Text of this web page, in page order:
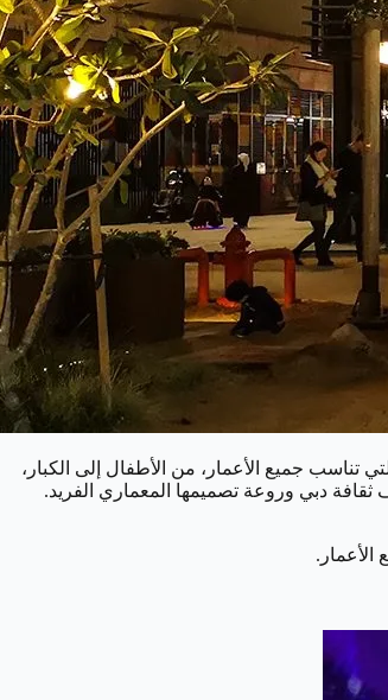
تناسب جميع الأعمار، من الأطفال إلى الكبار،
ثقافة دبي وروعة تصميمها المعماري الفريد.